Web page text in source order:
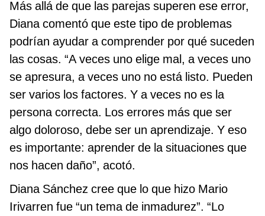
Más allá de que las parejas superen ese error,
Diana comentó que este tipo de problemas
podrían ayudar a comprender por qué suceden
las cosas. “A veces uno elige mal, a veces uno
se apresura, a veces uno no está listo. Pueden
ser varios los factores. Y a veces no es la
persona correcta. Los errores más que ser
algo doloroso, debe ser un aprendizaje. Y eso
es importante: aprender de la situaciones que
nos hacen daño”, acotó.
Diana Sánchez cree que lo que hizo Mario
Irivarren fue “un tema de inmadurez”. “Lo